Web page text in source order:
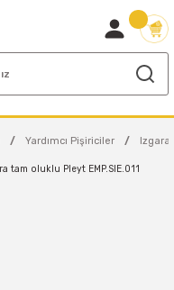
Yardımcı Pişiriciler